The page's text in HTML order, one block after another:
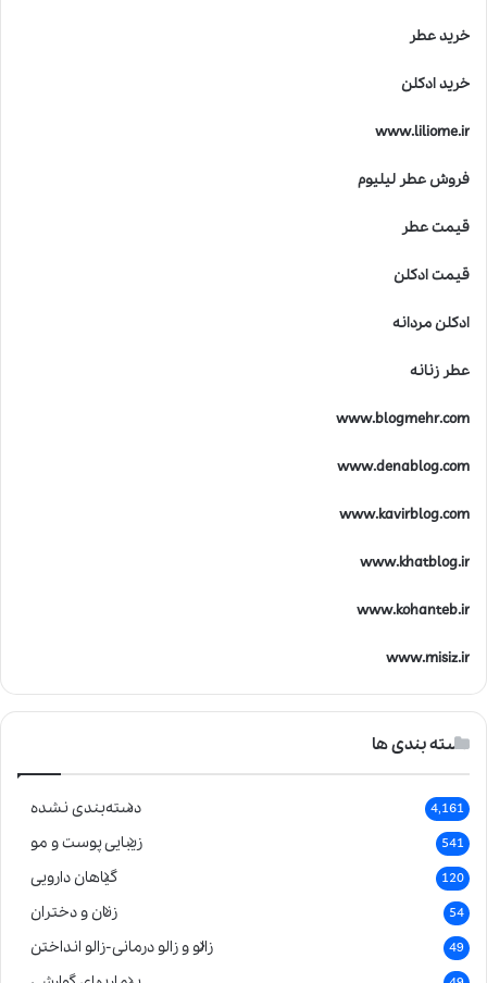
خرید عطر
خرید ادکلن
www.liliome.ir
فروش عطر لیلیوم
قیمت عطر
قیمت ادکلن
ادکلن مردانه
عطر زنانه
www.blogmehr.com
www.denablog.com
www.kavirblog.com
www.khatblog.ir
www.kohanteb.ir
www.misiz.ir
دسته بندی ها
دسته‌بندی نشده 4,161
زیبایی پوست و مو 541
گیاهان دارویی 120
زنان و دختران 54
زالو و زالو درمانی-زالو انداختن 49